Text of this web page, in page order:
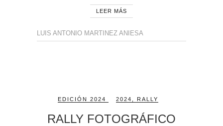
LEER MÁS
LUIS ANTONIO MARTINEZ ANIESA
EDICIÓN 2024 2024 RALLY
RALLY FOTOGRÁFICO